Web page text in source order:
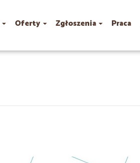
Oferty Zgłoszenia Praca